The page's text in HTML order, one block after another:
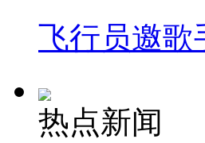
飞行员邀歌
热点新闻